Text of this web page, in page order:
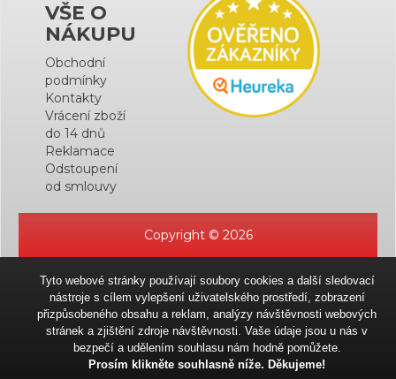
VŠE O
NÁKUPU
Obchodní
podmínky
Kontakty
Vrácení zboží
do 14 dnů
Reklamace
Odstoupení
od smlouvy
Copyright © 2026
Tyto webové stránky používají soubory cookies a další sledovací
nástroje s cílem vylepšení uživatelského prostředí, zobrazení
přizpůsobeného obsahu a reklam, analýzy návštěvnosti webových
stránek a zjištění zdroje návštěvnosti. Vaše údaje jsou u nás v
bezpečí a udělením souhlasu nám hodně pomůžete.
Prosím klikněte souhlasně níže. Děkujeme!